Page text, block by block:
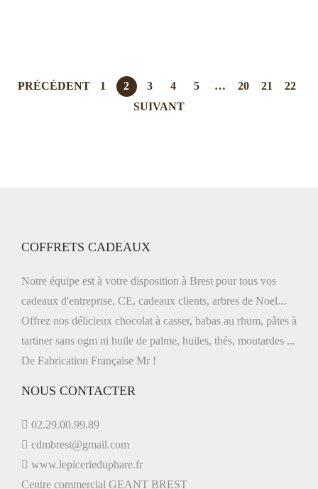
PRÉCÉDENT 1 2 3 4 5 … 20 21
22
SUIVANT
COFFRETS CADEAUX
Notre équipe est à votre disposition à Brest pour tous vos
cadeaux d'entreprise, CE, cadeaux clients, arbres de Noel...
Offrez nos délicieux chocolat à casser, babas au rhum, pâtes à
tartiner sans ogm ni huile de palme, huiles, thés, moutardes ...
De Fabrication Française Mr !
NOUS CONTACTER
02.29.00.99.89
cdmbrest@gmail.com
www.lepicerieduphare.fr
Centre commercial GEANT BREST